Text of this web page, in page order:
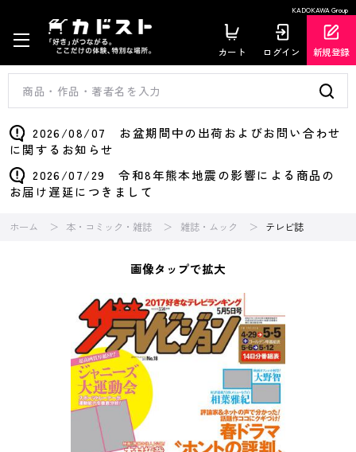
KADOKAWA Group
カート ログイン 新規登録
2026/08/07 お盆期間中の出荷およびお問い合わせ
に関するお知らせ
2026/07/29 令和8年熊本地震の影響による商品の
お届け遅延につきまして
ホーム 本・コミック・雑誌 雑誌・ムック テレビ誌
画像タップで拡大